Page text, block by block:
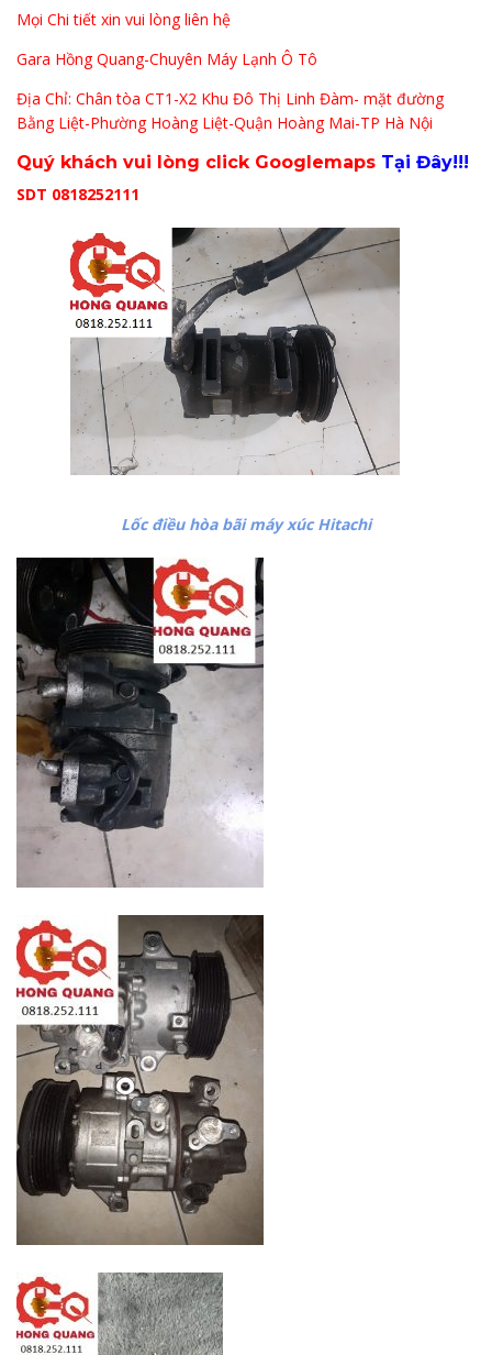
Mọi Chi tiết xin vui lòng liên hệ
Gara Hồng Quang-Chuyên Máy Lạnh Ô Tô
Địa Chỉ: Chân tòa CT1-X2 Khu Đô Thị Linh Đàm- mặt đường
Bằng Liệt-Phường Hoàng Liệt-Quận Hoàng Mai-TP Hà Nội
Quý khách vui lòng click Googlemaps Tại Đây!!!
SDT 0818252111
Lốc điều hòa bãi máy xúc Hitachi